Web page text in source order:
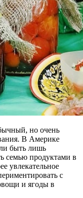
но очень
В Америке
быть лишь
семью продуктами в
увлекательное
с
и ягоды в